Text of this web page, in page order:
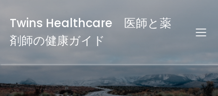
Twins Healthcare 医師と薬
剤師の健康ガイド